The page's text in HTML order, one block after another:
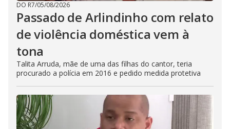
DO R7/05/08/2026
Passado de Arlindinho com relato
de violência doméstica vem à
tona
Talita Arruda, mãe de uma das filhas do cantor, teria
procurado a polícia em 2016 e pedido medida protetiva